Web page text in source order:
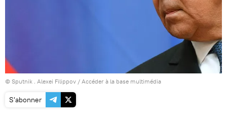
© Sputnik . Alexei Filippov / Accéder à la base multimédia
S'abonner